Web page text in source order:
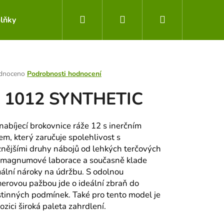
Obchodní podmínky Kontakty
Hledat PřihlášeníNákupní
Podrobnosti hodnocení
1012 SYNTHETIC
brokovnice ráže 12 s inerčním
který zaručuje spolehlivost s
druhy nábojů od lehkých terčových
laborace a současně klade
nároky na údržbu. S odolnou
pažbou jde o ideální zbraň do
podmínek. Také pro tento model je
široká paleta zahrdlení.
Následující